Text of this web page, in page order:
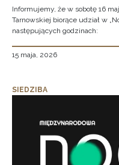
Informujemy, że w sobotę 16
Tarnowskiej biorące udział w
następujących godzinach:
15 maja, 2026
SIEDZIBA